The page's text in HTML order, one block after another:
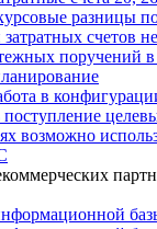
разницы
счетов
поручений в
в
возможно